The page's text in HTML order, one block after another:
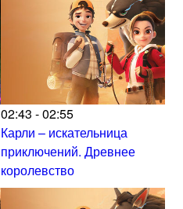
02:43 - 02:55
Карли – искательница
приключений. Древнее
королевство